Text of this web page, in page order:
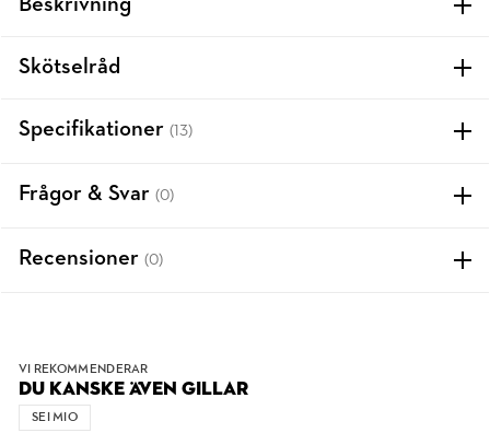
Beskrivning
Skötselråd
Specifikationer (13)
Frågor & Svar (0)
Recensioner (0)
VI REKOMMENDERAR
DU KANSKE ÄVEN GILLAR
SEI MIO